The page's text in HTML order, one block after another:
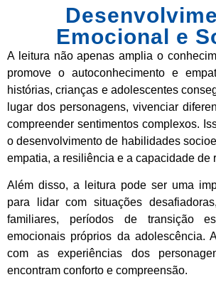
Emocional e
A leitura não apenas amplia o
promove o autoconhecimento e
histórias, crianças e adolescentes
lugar dos personagens, vivenciar
compreender sentimentos complexos.
o desenvolvimento de habilidades
empatia, a resiliência e a capacidade de
Além disso, a leitura pode ser uma
para lidar com situações
familiares, períodos de transição
emocionais próprios da adolescência.
com as experiências dos
encontram conforto e compreensão.